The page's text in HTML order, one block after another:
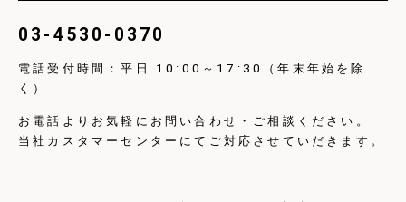
03-4530-0370
電話受付時間：平日 10:00～17:30（年末年始を除
く）
お電話よりお気軽にお問い合わせ・ご相談ください。
当社カスタマーセンターにてご対応させていだきます。